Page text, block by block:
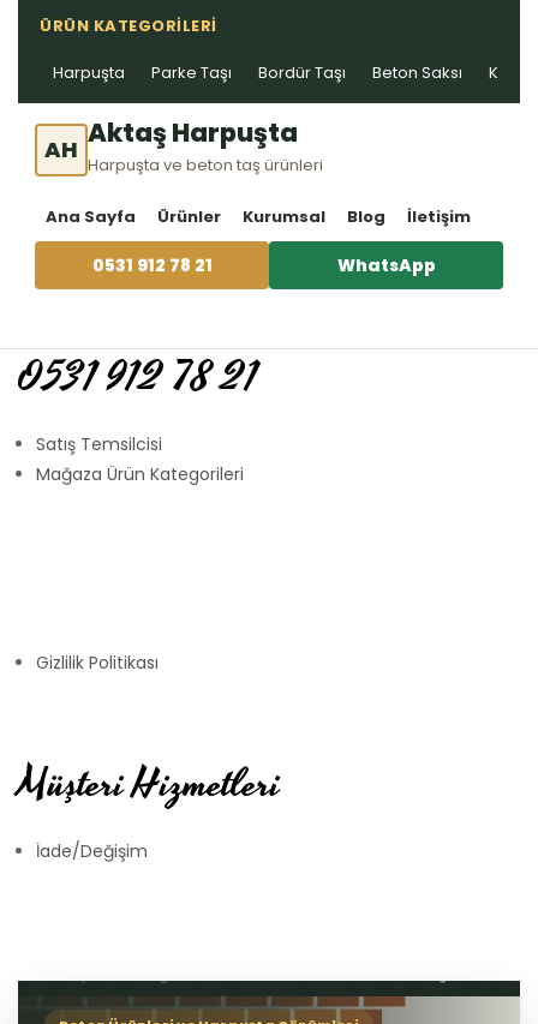
ÜRÜN KATEGORILERI
Harpuşta Parke Taşı Bordür Taşı Beton Saksı Kablo
AH Aktaş Harpuşta
Harpuşta ve beton taş ürünleri
Ana Sayfa Ürünler Kurumsal Blog İletişim
0531 912 78 21 WhatsApp
0531 912 78 21
Satış Temsilcisi
Mağaza Ürün Kategorileri
Gizlilik Politikası
Müşteri Hizmetleri
İade/Değişim